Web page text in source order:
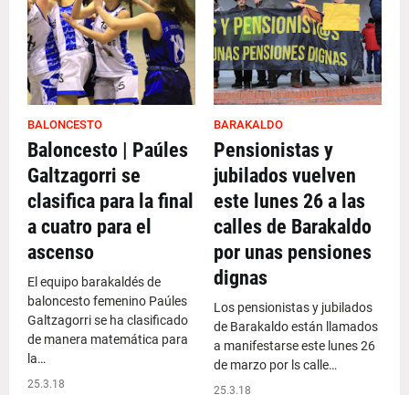
BALONCESTO
Baloncesto | Paúles
Galtzagorri se
clasifica para la final
a cuatro para el
ascenso
El equipo barakaldés de
baloncesto femenino Paúles
Galtzagorri se ha clasificado
de manera matemática para
la…
25.3.18
BARAKALDO
Pensionistas y
jubilados vuelven
este lunes 26 a las
calles de Barakaldo
por unas pensiones
dignas
Los pensionistas y jubilados
de Barakaldo están llamados
a manifestarse este lunes 26
de marzo por ls calle…
25.3.18